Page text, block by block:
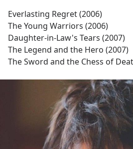
Everlasting Regret (2006)
The Young Warriors (2006)
Daughter-in-Law's Tears (2007)
The Legend and the Hero (2007)
The Sword and the Chess of